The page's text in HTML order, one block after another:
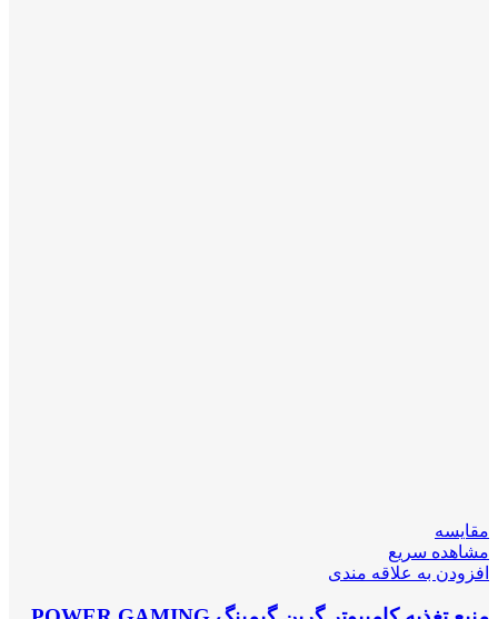
مقایسه
مشاهده سریع
افزودن به علاقه مندی